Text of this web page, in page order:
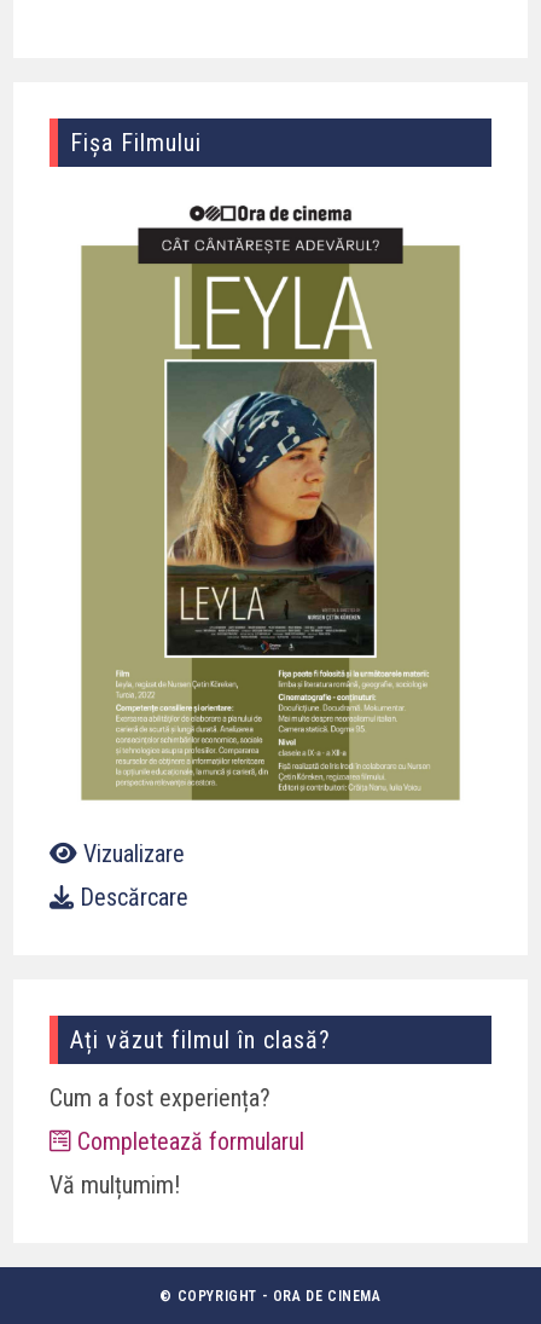
Fișa Filmului
Vizualizare
Descărcare
Ați văzut filmul în clasă?
Cum a fost experiența?
Completează formularul
Vă mulțumim!
© COPYRIGHT - ORA DE CINEMA